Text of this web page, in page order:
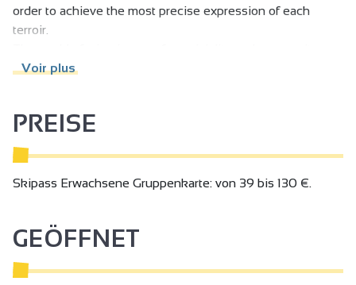
order to achieve the most precise expression of each
terroir.
M. CHAPOUTIER seeks to share this message through an
The M. CHAPOUTIER winery offers visitors tours of the
vineyards followed by a wine tasting in our wine bar or a
private room.
These tours, in which our expert sommeliers will share
available.
savoir-faire of the M. CHAPOUTIER wine company.
Voir plus
PREISE
Skipass Erwachsene Gruppenkarte: von 39 bis 130 €.
GEÖFFNET